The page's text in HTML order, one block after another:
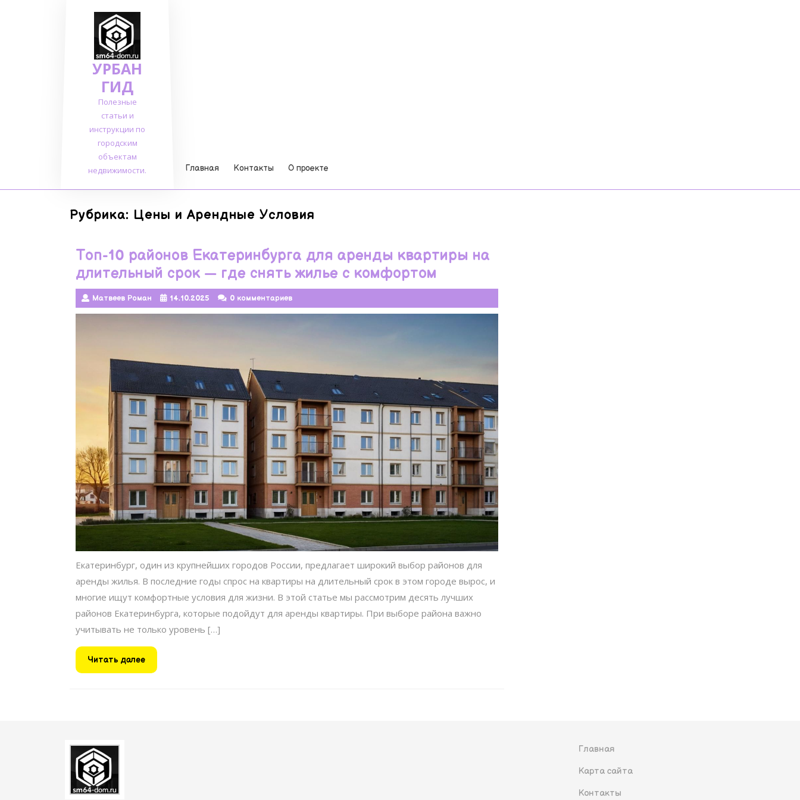
УРБАН
ГИД
Полезные
статьи и
инструкции по
городским
объектам
недвижимости.
Главная Контакты О проекте
Рубрика: Цены и Арендные Условия
Топ-10 районов Екатеринбурга для аренды квартиры на
длительный срок — где снять жилье с комфортом
Матвеев Роман 14.10.2025 0 комментариев
Екатеринбург, один из крупнейших городов России, предлагает широкий выбор районов для
аренды жилья. В последние годы спрос на квартиры на длительный срок в этом городе вырос, и
многие ищут комфортные условия для жизни. В этой статье мы рассмотрим десять лучших
районов Екатеринбурга, которые подойдут для аренды квартиры. При выборе района важно
учитывать не только уровень […]
Читать далееЧитать
далее
Главная
Карта сайта
Контакты